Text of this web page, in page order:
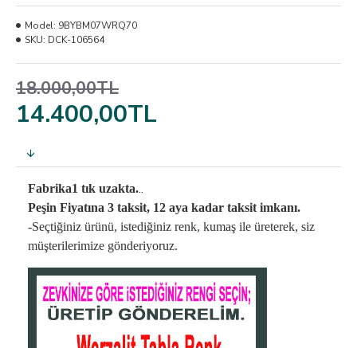
14.400,00TL
18.000,00TL
Model: 9BYBM07WRQ70
SKU: DCK-106564
Fabrika1 tık uzakta...
Peşin Fiyatına 3 taksit, 12 aya kadar taksit imkanı.
-Seçtiğiniz ürünü, istediğiniz renk, kumaş ile üreterek, siz
müşterilerimize gönderiyoruz.